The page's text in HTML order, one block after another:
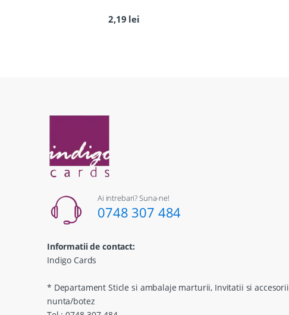
2,19 lei
Ai intrebari? Suna-ne!
0748 307 484
Informatii de contact:
Indigo Cards
* Departament Sticle si ambalaje marturii, Invitatii si accesorii
nunta/botez